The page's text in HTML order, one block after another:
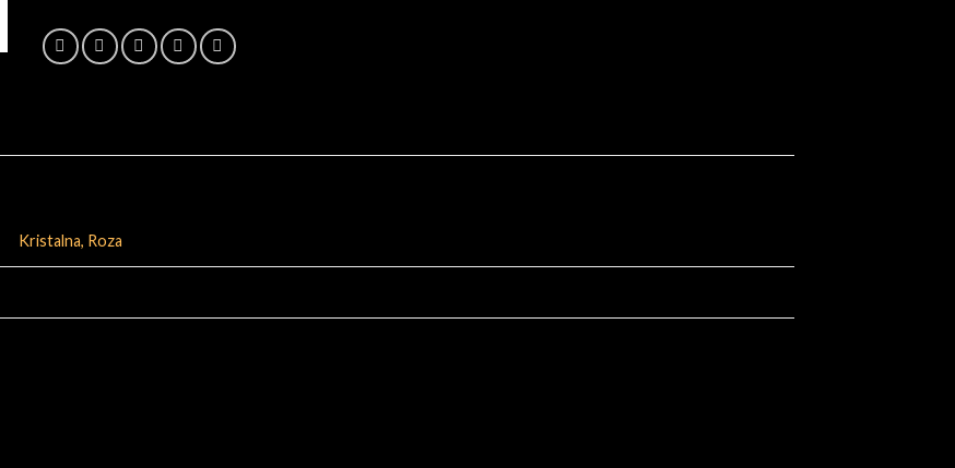
Kristalna, Roza